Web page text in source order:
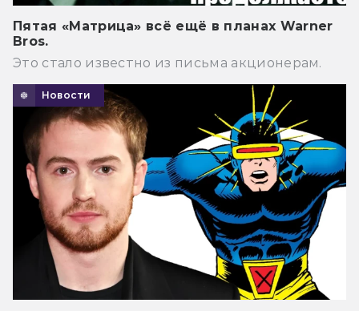
Пятая «Матрица» всё ещё в планах Warner
Bros.
Это стало известно из письма акционерам.
Новости